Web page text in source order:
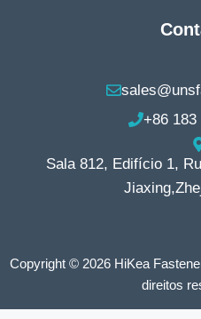
+86 183
Sala 812, Edifício 1,
Copyright © 2026 HiKea
direitos